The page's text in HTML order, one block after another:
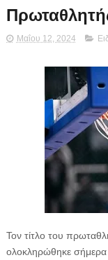
Μαΐου 12, 2024
Τον τίτλο του
ολοκληρώθηκε